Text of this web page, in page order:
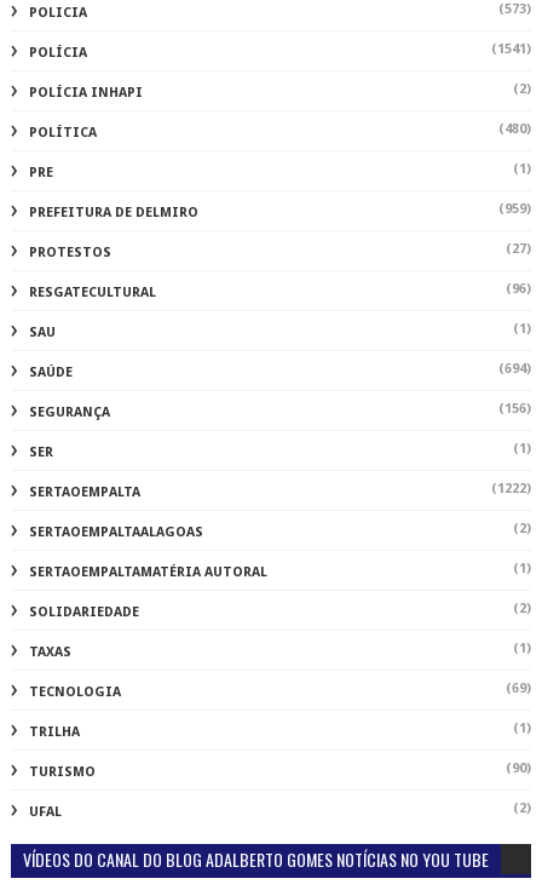
POLICIA (573)
POLÍCIA (1541)
POLÍCIA INHAPI (2)
POLÍTICA (480)
PRE (1)
PREFEITURA DE DELMIRO (959)
PROTESTOS (27)
RESGATECULTURAL (96)
SAU (1)
SAÚDE (694)
SEGURANÇA (156)
SER (1)
SERTAOEMPALTA (1222)
SERTAOEMPALTAALAGOAS (2)
SERTAOEMPALTAMATÉRIA AUTORAL (1)
SOLIDARIEDADE (2)
TAXAS (1)
TECNOLOGIA (69)
TRILHA (1)
TURISMO (90)
UFAL (2)
VÍDEOS DO CANAL DO BLOG ADALBERTO GOMES NOTÍCIAS NO YOU TUBE